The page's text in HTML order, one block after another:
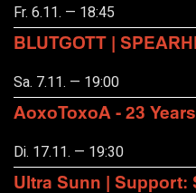
Fr. 6.11. — 18:45
BLUTGOTT |
Sa. 7.11. — 19:00
AoxoToxoA - 23
Di. 17.11. — 19:30
Ultra Sunn | Support: